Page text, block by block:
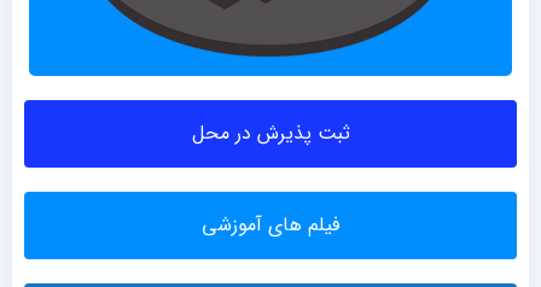
ثبت پذیرش در محل
فیلم های آموزشی